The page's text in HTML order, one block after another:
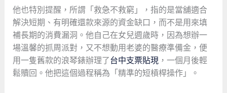
他也特別提醒，所謂「救急不救窮」，指的是當舖適合
解決短期、有明確還款來源的資金缺口，而不是用來填
補長期的消費漏洞。他自己在女兒週歲時，因為想辦一
場溫馨的抓周派對，又不想動用老婆的醫療準備金，便
用一隻舊款的浪琴錶辦理了台中支票貼現，一個月後輕
鬆贖回。他把這個過程稱為「精準的短槓桿操作」。